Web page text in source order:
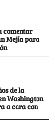
comentar
Mejía para
de la
Washington
a cara con